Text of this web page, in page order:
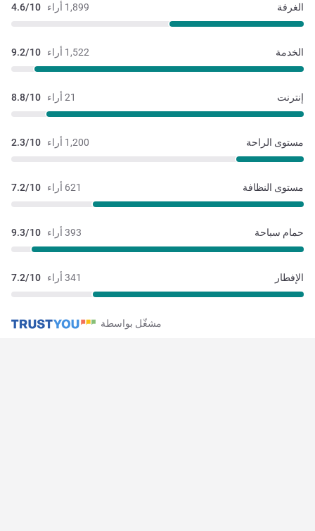
1,899 أراء 4.6/10 الغرفة
1,522 أراء 9.2/10 الخدمة
21 أراء 8.8/10 إنترنت
1,200 أراء 2.3/10 مستوى الراحة
621 أراء 7.2/10 مستوى النظافة
393 أراء 9.3/10 حمام سباحة
341 أراء 7.2/10 الإفطار
مشغّل بواسطة